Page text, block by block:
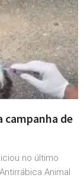
campanha de
no último
Animal